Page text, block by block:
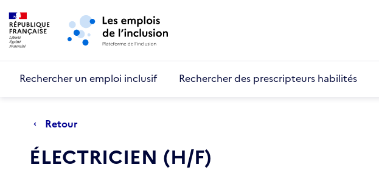
Aller au menu principal
Rechercher un emploi inclusif Rechercher des prescripteurs habilités
Retour
ÉLECTRICIEN (H/F)